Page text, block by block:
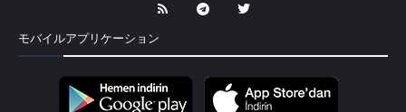
モバイルアプリケーション